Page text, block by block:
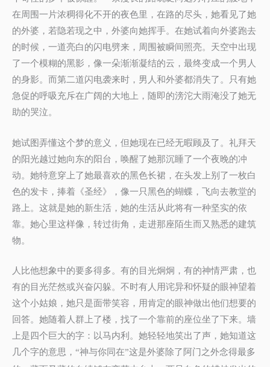
在周围一片浓稠得化不开的夜色里，在路的尽头，她看见了她
的外婆，若隐若现之中，外婆向她挥手。在她试着向外婆跑去
的时候，一道亮白的闪电劈来，周围被瞬间照亮。天空中出现
了一个模糊的黑影，像一朵渐渐凝结的云，最终变成一个男人
的身影。而第二道闪电袭来时，男人和外婆都消失了。只有她
急促的呼吸充斥在广阔的大地上，随即的滂沱大雨淹没了她无
助的哭泣。
她试图弄懂这个梦的意义，但她现在已经无暇顾及了。礼拜天
的阳光越过她向东的阳台，唤醒了她那沉睡了一个夜晚的冲
动。她特意穿上了她最喜欢的黑色长裙，在头发上别了一枚白
色的发卡，捧着《圣经》，像一只黑色的蝴蝶，飞向去教堂的
路上。这就是她的新生活，她的生活从此将有一种坚实的依
靠。她心里这样像，转过街角，走进那座陌生而又熟悉的建筑
物。
人比他想象中的要多得多。有的目光炯炯，有的神情严肃，也
有的目光茫然或兴奋闪躲。不时有人用诧异和怀疑的眼神望着
这个小姑娘，她只是面带笑容，用肯定的眼神做出他们想要的
回答。她随着人群上了楼，找了一个靠前的座位坐了下来。墙
上是四个巨大的字：以马内利。她轻轻地笑出了声，她知道这
几个字的意思， “神与你同在”这是外婆除了阿门之外念得最多